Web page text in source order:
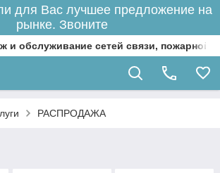
для Вас лучшее предложение на
рынке. Звоните
и обслуживание сетей связи, пожарной
РАСПРОДАЖА